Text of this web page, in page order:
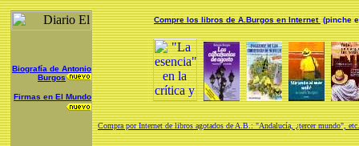
Biografía de Antonio
Burgos
Firmas en El Mundo
Compre los libros de A.Burgos en Internet(pinche
Compra por Internet de libros agotados de A.B.: "Andalucía, ¿tercer mundo", etc.